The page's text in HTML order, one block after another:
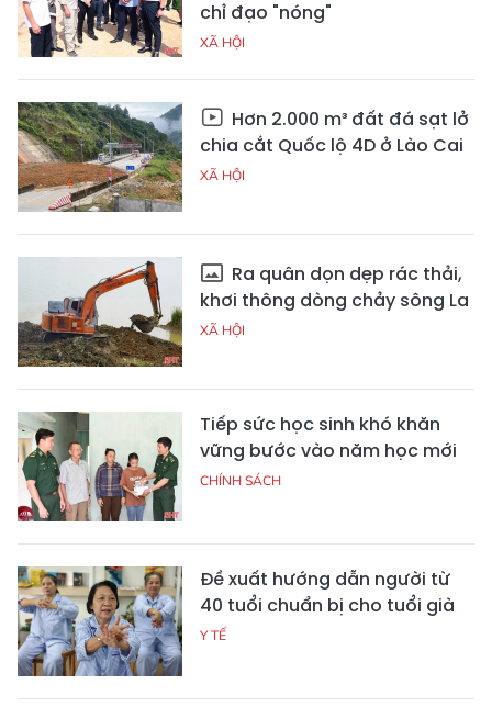
chỉ đạo "nóng"
XÃ HỘI
Hơn 2.000 m³ đất đá sạt lở
chia cắt Quốc lộ 4D ở Lào Cai
XÃ HỘI
Ra quân dọn dẹp rác thải,
khơi thông dòng chảy sông La
XÃ HỘI
Tiếp sức học sinh khó khăn
vững bước vào năm học mới
CHÍNH SÁCH
Đề xuất hướng dẫn người từ
40 tuổi chuẩn bị cho tuổi già
Y TẾ